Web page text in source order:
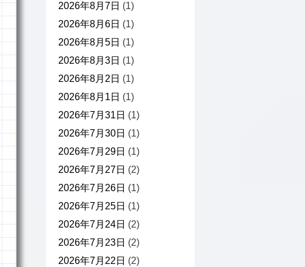
2026年8月7日 (1)
2026年8月6日 (1)
2026年8月5日 (1)
2026年8月3日 (1)
2026年8月2日 (1)
2026年8月1日 (1)
2026年7月31日 (1)
2026年7月30日 (1)
2026年7月29日 (1)
2026年7月27日 (2)
2026年7月26日 (1)
2026年7月25日 (1)
2026年7月24日 (2)
2026年7月23日 (2)
2026年7月22日 (2)